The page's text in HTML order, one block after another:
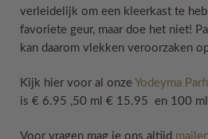
verleidelijk om een kleerkast te
favoriete geur, maar doe het niet!
kan daarom vlekken veroorzaken
Kijk hier voor al onze Yodeyma
is € 6.95 ,50 ml € 15.95 en 100
Voor vragen mag je ons altijd